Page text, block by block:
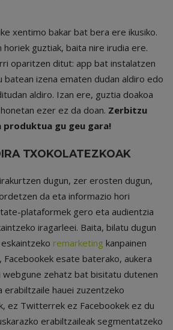
xentimo bakar bat bera ere ikusiko.
guztiak, baita nire irudia ere.
oparitzen ditut: app bat instalatzen
batean izena ematen dudan aldiro edo
aldiro. Izan ere, guztia doakoa
ezer ez da doan. Zerbitzu
produktua gu geu gara!
TXOKOLATEZKOAK
dugun, zer erosten dugun,
da eta informazio hori
plataformek gero eta audientzia
iragarleei. Baita, bilatu dugun
remarketing kanpainen
esate baterako, aukera
zehatz bat bisitatu dutenen
hauei zuzentzeko
ez Twitterrek ez Facebookek ez du
erabiltzaileak segmentatzeko